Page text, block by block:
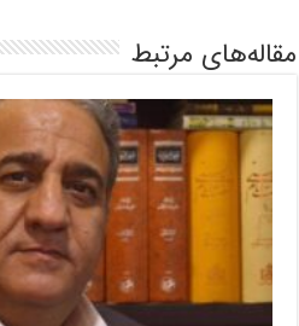
مقاله‌های مرتبط